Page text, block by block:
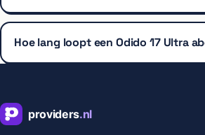
Hoe lang loopt een Odido 17 Ultra